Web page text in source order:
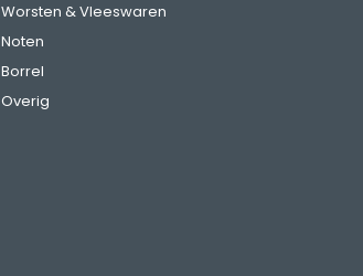
Worsten & Vleeswaren
Noten
Borrel
Overig